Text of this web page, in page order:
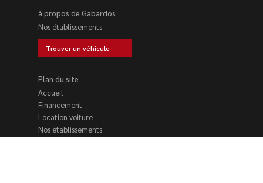
à propos de Gabardos
Nos établissements
Trouver un véhicule
Plan du site
Accueil
Financement
Location voiture
Nos établissements